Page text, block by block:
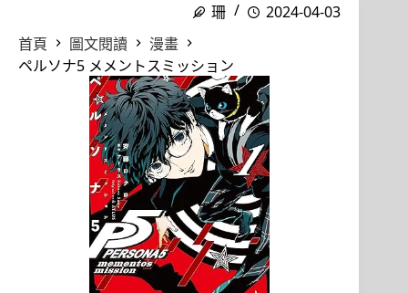
珊
2024-04-03
首頁
圖文閱讀
漫畫
ペルソナ5 メメントスミッション